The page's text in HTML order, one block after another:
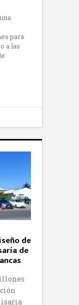
para
a las
de
de